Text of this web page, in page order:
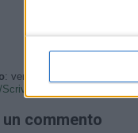
: venerdì, 4 Aprile 2025 -
commento